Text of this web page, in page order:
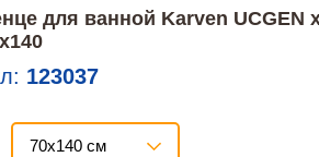
для ванной Karven UCGEN
123037
70х140 см